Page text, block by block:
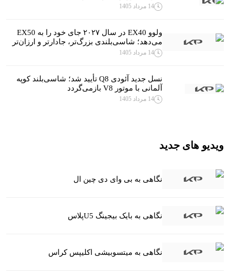
14 مرداد 1405
ولوو EX40 در سال ۲۰۲۷ جای خود را به EX50
می‌دهد؛ شاسی‌بلندی بزرگ‌تر، جادارتر و ارزان‌تر
14 مرداد 1405
نسل جدید آئودی Q8 تأیید شد؛ شاسی‌بلند کوپه
آلمانی با موتور V8 بازمی‌گردد
14 مرداد 1405
ویدیو های جدید
نگاهی به بی وای دی چین ال
نگاهی به بایک بیجینگ U5پلاس
نگاهی به میتسوبیشی اکلیپس کراس